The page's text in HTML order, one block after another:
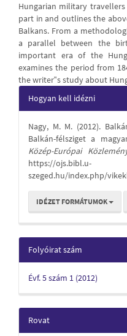
Hungarian military
part in and outlines the
Balkans. From a
a parallel between the
important era of the
examines the period from
the writer‟s study about
Article
Details
Hogyan kell idézni
Nagy, M. M. (2012).
Balkán-félsziget a
Közép-Európai
https://ojs.bibl.u-
szeged.hu/index.php/
IDÉZET FORMÁTUMOK
Folyóirat szám
Évf. 5 szám 1 (2012)
Rovat